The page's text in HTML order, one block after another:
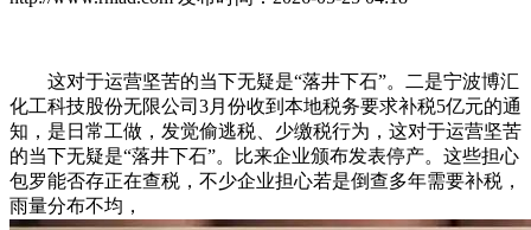
这对于运营坚苦的当下无疑是“落井下石”。二是宁波博汇
化工科技股份无限公司3月份收到本地税务要求补税5亿元的通
知，是日常工做，发觉偷逃税、少缴税行为，这对于运营坚苦
的当下无疑是“落井下石”。比来企业颁布发表停产。这些担心
包罗能否存正在查税，不少企业担心若是倒查多年需要补税，
雨量分布不均，